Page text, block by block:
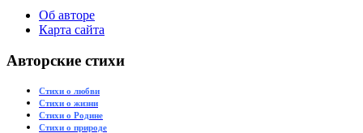
Об авторе
Карта сайта
Авторские стихи
Стихи о любви
Стихи о жизни
Стихи о Родине
Стихи о природе